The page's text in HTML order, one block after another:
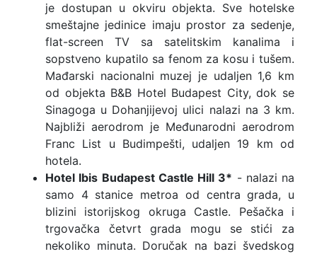
je dostupan u okviru objekta. Sve hotelske
smeštajne jedinice imaju prostor za sedenje,
flat-screen TV sa satelitskim kanalima i
sopstveno kupatilo sa fenom za kosu i tušem.
Mađarski nacionalni muzej je udaljen 1,6 km
od objekta B&B Hotel Budapest City, dok se
Sinagoga u Dohanjijevoj ulici nalazi na 3 km.
Najbliži aerodrom je Međunarodni aerodrom
Franc List u Budimpešti, udaljen 19 km od
hotela.
Hotel Ibis Budapest Castle Hill 3* - nalazi na
samo 4 stanice metroa od centra grada, u
blizini istorijskog okruga Castle. Pešačka i
trgovačka četvrt grada mogu se stići za
nekoliko minuta. Doručak na bazi švedskog